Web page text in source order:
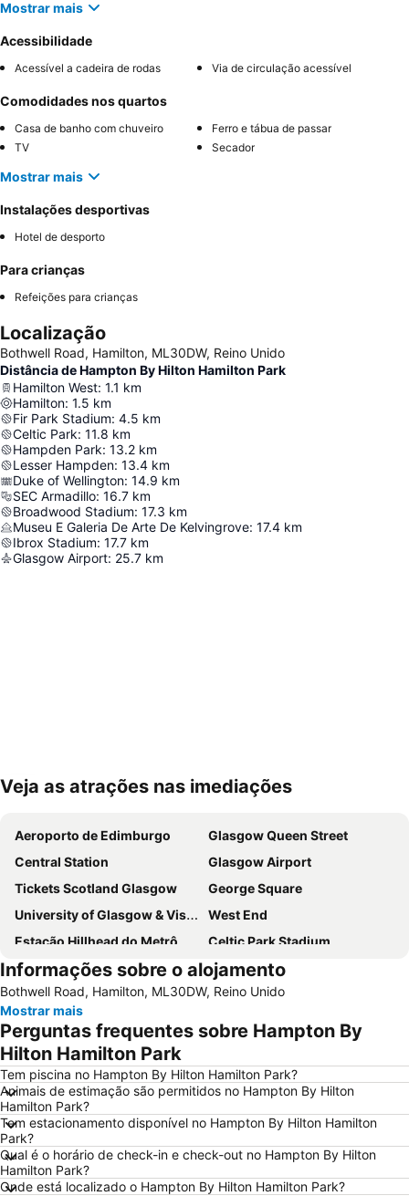
Mostrar mais
Acessibilidade
Acessível a cadeira de rodas Via de circulação acessível
Comodidades nos quartos
Casa de banho com chuveiro
Ferro e tábua de passar
TV
Secador
Mostrar mais
Instalações desportivas
Hotel de desporto
Para crianças
Refeições para crianças
Localização
Bothwell Road, Hamilton, ML30DW, Reino Unido
Distância de Hampton By Hilton Hamilton Park
Hamilton West: 1.1 km
Hamilton: 1.5 km
Fir Park Stadium: 4.5 km
Celtic Park: 11.8 km
Hampden Park: 13.2 km
Lesser Hampden: 13.4 km
Duke of Wellington: 14.9 km
SEC Armadillo: 16.7 km
Broadwood Stadium: 17.3 km
Museu E Galeria De Arte De Kelvingrove: 17.4 km
Ibrox Stadium: 17.7 km
Glasgow Airport: 25.7 km
Ampliar mapa
Veja as atrações nas imediações
Aeroporto de Edimburgo
Glasgow Queen Street
Central Station
Glasgow Airport
Tickets Scotland Glasgow
George Square
University of Glasgow & Visitor Centre
West End
Estação Hillhead do Metrô
Celtic Park Stadium
International Airport Glasgow Glasgow Prestwick Airport
Edinburgh Park
Hampden Park
Victoria Park
Finnieston
Buchanan bus station
Orchard Park
Citizen's Theatre
Queen's Park
Princes Square
Buchanan Street
Apple Store
Shawlands
Ibrox Stadium
Blair Drummond Safari and Adventure Park
Currie
Informações sobre o alojamento
Bothwell Road, Hamilton, ML30DW, Reino Unido
Mostrar mais
Perguntas frequentes sobre Hampton By
Hilton Hamilton Park
Tem piscina no Hampton By Hilton Hamilton Park?
Animais de estimação são permitidos no Hampton By Hilton
Hamilton Park?
Tem estacionamento disponível no Hampton By Hilton Hamilton
Park?
Qual é o horário de check-in e check-out no Hampton By Hilton
Hamilton Park?
Onde está localizado o Hampton By Hilton Hamilton Park?